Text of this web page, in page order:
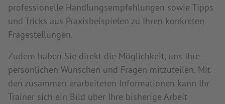
professionelle Handlungsempfehlungen sowie Tipps
und Tricks aus Praxisbeispielen zu Ihren konkreten
Fragestellungen.
Zudem haben Sie direkt die Möglichkeit, uns Ihre
persönlichen Wünschen und Fragen mitzuteilen. Mit
den zusammen erarbeiteten Informationen kann Ihr
Trainer sich ein Bild über Ihre bisherige Arbeit